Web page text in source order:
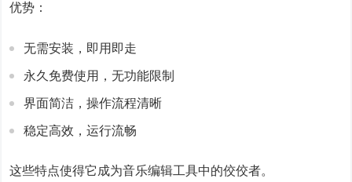
优势：
无需安装，即用即走
永久免费使用，无功能限制
界面简洁，操作流程清晰
稳定高效，运行流畅
这些特点使得它成为音乐编辑工具中的佼佼者。